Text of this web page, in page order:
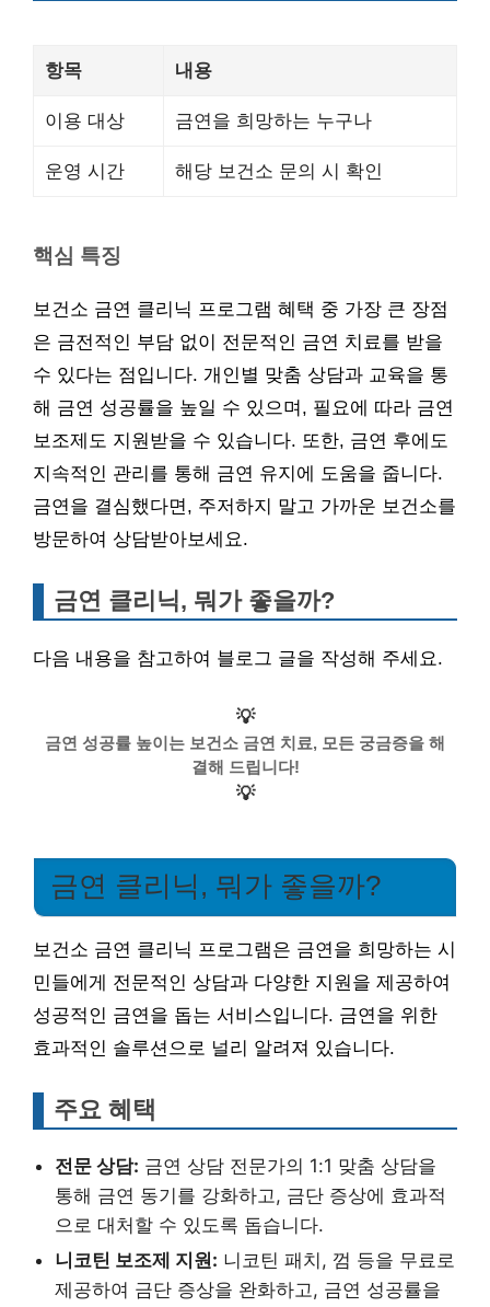
항목 내용
이용 대상 금연을 희망하는 누구나
운영 시간 해당 보건소 문의 시 확인
핵심 특징
보건소 금연 클리닉 프로그램 혜택 중 가장 큰 장점
은 금전적인 부담 없이 전문적인 금연 치료를 받을
수 있다는 점입니다. 개인별 맞춤 상담과 교육을 통
해 금연 성공률을 높일 수 있으며, 필요에 따라 금연
보조제도 지원받을 수 있습니다. 또한, 금연 후에도
지속적인 관리를 통해 금연 유지에 도움을 줍니다.
금연을 결심했다면, 주저하지 말고 가까운 보건소를
방문하여 상담받아보세요.
금연 클리닉, 뭐가 좋을까?
다음 내용을 참고하여 블로그 글을 작성해 주세요.
💡
금연 성공률 높이는 보건소 금연 치료, 모든 궁금증을 해
결해 드립니다!
💡
금연 클리닉, 뭐가 좋을까?
보건소 금연 클리닉 프로그램은 금연을 희망하는 시
민들에게 전문적인 상담과 다양한 지원을 제공하여
성공적인 금연을 돕는 서비스입니다. 금연을 위한
효과적인 솔루션으로 널리 알려져 있습니다.
주요 혜택
전문 상담: 금연 상담 전문가의 1:1 맞춤 상담을
통해 금연 동기를 강화하고, 금단 증상에 효과적
으로 대처할 수 있도록 돕습니다.
니코틴 보조제 지원: 니코틴 패치, 껌 등을 무료로
제공하여 금단 증상을 완화하고, 금연 성공률을